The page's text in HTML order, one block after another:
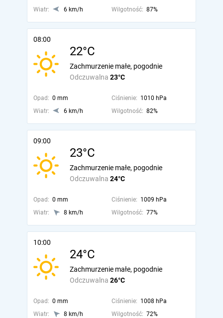
Wiatr: 6 km/h Wilgotność: 87%
08:00
22°C
Odczuwalna 23°C
Zachmurzenie małe, pogodnie
Opad: 0 mm Ciśnienie: 1010 hPa
Wiatr:
6 km/h Wilgotność: 82%
09:00
23°C
Odczuwalna 24°C
Zachmurzenie małe, pogodnie
Opad: 0 mm Ciśnienie: 1009 hPa
Wiatr:
8 km/h Wilgotność: 77%
10:00
24°C
Odczuwalna 26°C
Zachmurzenie małe, pogodnie
Opad: 0 mm Ciśnienie: 1008 hPa
Wiatr:
8 km/h Wilgotność: 72%